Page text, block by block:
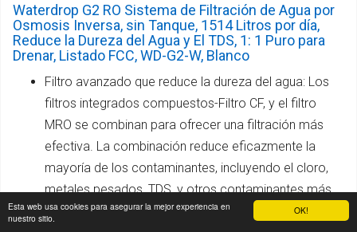
OK!
Esta web usa cookies para asegurar la mejor experiencia en
nuestro sitio.
Waterdrop G2 RO Sistema de Filtración de Agua por
Osmosis Inversa, sin Tanque, 1514 Litros por día,
Reduce la Dureza del Agua y El TDS, 1: 1 Puro para
Drenar, Listado FCC, WD-G2-W, Blanco
Filtro avanzado que reduce la dureza del agua: Los
filtros integrados compuestos-Filtro CF, y el filtro
MRO se combinan para ofrecer una filtración más
efectiva. La combinación reduce eficazmente la
mayoría de los contaminantes, incluyendo el cloro,
metales pesados, TDS, y otros contaminantes más.
La filtración precisa reduce al máximo el magnesio y